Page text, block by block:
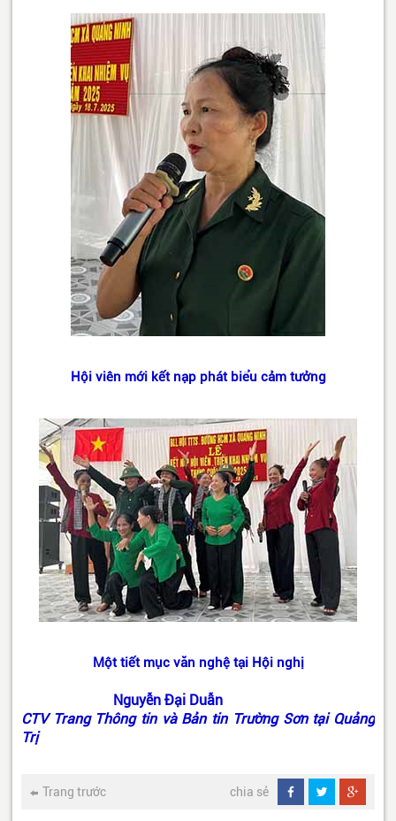
Hội viên mới kết nạp phát biểu cảm tưởng
Một tiết mục văn nghệ tại Hội nghị
Nguyễn Đại Duẫn
CTV Trang Thông tin và Bản tin Trường Sơn tại Quảng
Trị
Trang trước chia sẻ